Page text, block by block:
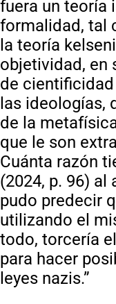
fuera un teoría
formalidad, tal
la teoría
objetividad, en
de
las ideologías,
de la
que le son
Cuánta razón
(2024, p. 96) al
pudo predecir
utilizando el
todo, torcería
para hacer
leyes nazis.”